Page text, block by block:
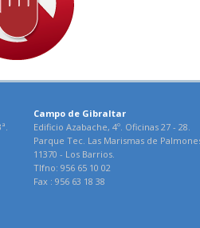
Campo de Gibraltar
Edificio Azabache, 4º. Oficinas 27 - 28.
Parque Tec. Las Marismas de
11370 - Los Barrios.
Tlfno: 956 65 10 02
Fax : 956 63 18 38